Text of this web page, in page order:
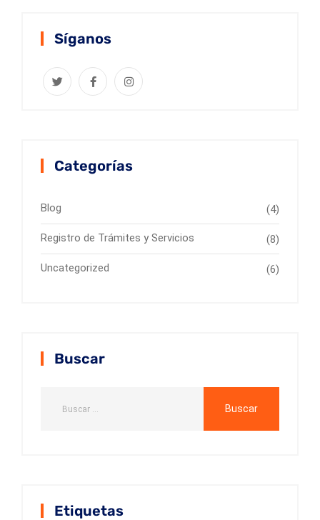
Síganos
Categorías
Blog (4)
Registro de Trámites y Servicios (8)
Uncategorized (6)
Buscar
Etiquetas